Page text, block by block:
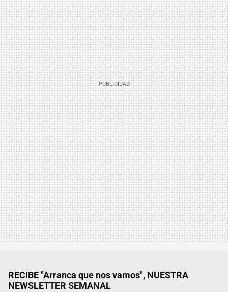
RECIBE "Arranca que nos vamos", NUESTRA
NEWSLETTER SEMANAL